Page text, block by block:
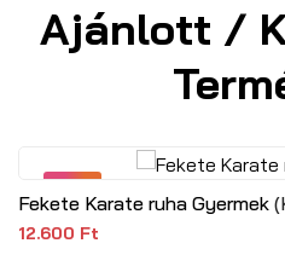
Ajánlott /
Fekete Karate ruha Gyermek
12.600 Ft